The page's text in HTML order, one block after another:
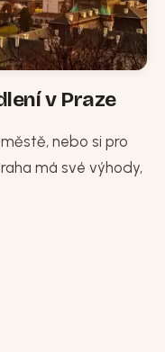
v Praze
nebo si pro
má své výhody,